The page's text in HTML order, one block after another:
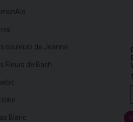
couleurs de Jeanne
Fleurs de Bach
Blanc